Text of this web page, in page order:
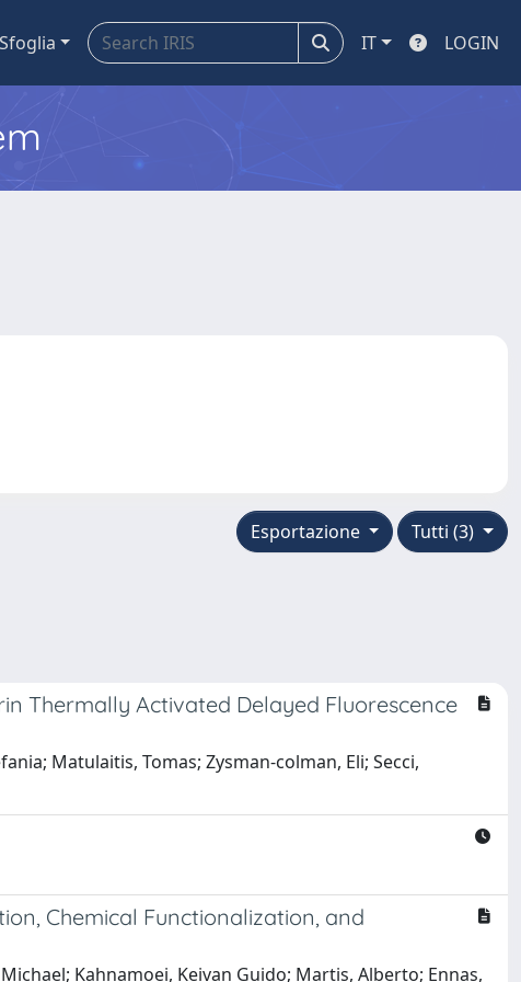
Sfoglia IT LOGIN
Tutti (3)
Esportazione
Thermally Activated Delayed Fluorescence
Matulaitis, Tomas; Zysman‐colman, Eli; Secci,
Chemical Functionalization, and
Kahnamoei, Keivan Guido; Martis, Alberto; Ennas,